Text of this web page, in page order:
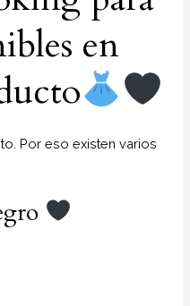
en
Por eso existen varios